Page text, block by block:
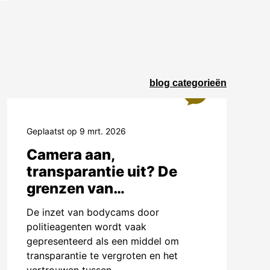
blog categorieën
Geplaatst op 9 mrt. 2026
Camera aan,
transparantie uit? De
grenzen van
politiebodycams
De inzet van bodycams door
politieagenten wordt vaak
gepresenteerd als een middel om
transparantie te vergroten en het
ons een
alleen
om
Het is